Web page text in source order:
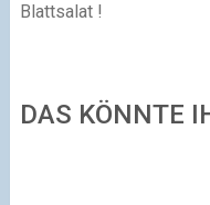
Blattsalat !
DAS KÖNNTE